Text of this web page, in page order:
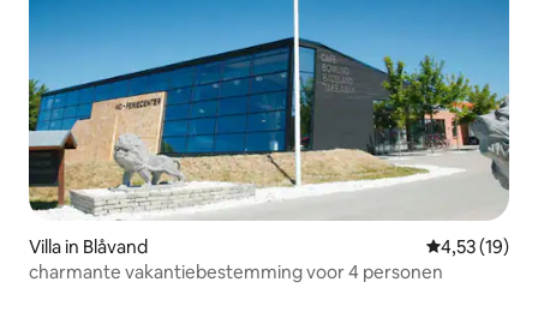
Villa in Blåvand Gemiddelde
4,53 (19)
charmante vakantiebestemming voor 4 personen